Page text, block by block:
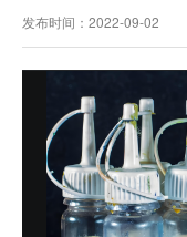
发布时间：2022-09-02